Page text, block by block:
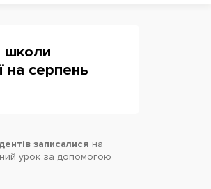
школи
на серпень
записалися на
урок за допомогою